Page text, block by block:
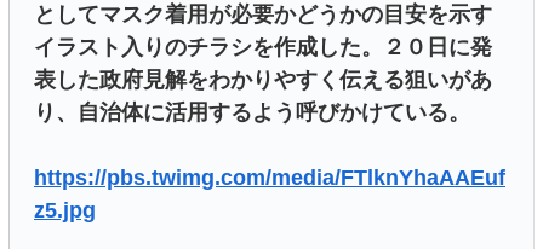
としてマスク着用が必要かどうかの目安を示す
イラスト入りのチラシを作成した。２０日に発
表した政府見解をわかりやすく伝える狙いがあ
り、自治体に活用するよう呼びかけている。
https://pbs.twimg.com/media/FTlknYhaAAEuf
z5.jpg